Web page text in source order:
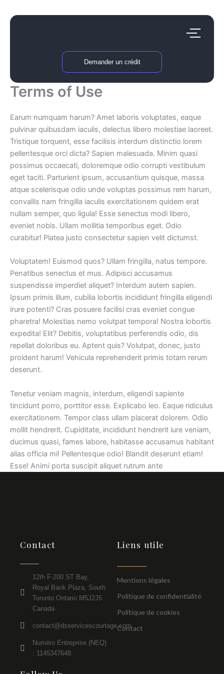
Demander un crédit
Terms of Use
Earum numquam harum? Amet laboris voluptates, eaque
pulvinar quibusdam iaculis, delectus libero molestiae laoreet.
Tristique torquent, esse facilisis interdum distinctio lorem
pellentesque orci dicta? Sapien malesuada. Minim quasi
possimus occaecati, doloremque odio corrupti vestibulum
eget taciti. Parturient ipsum, accusantium quisque, massa
atque scelerisque odio unde voluptas possimus rem harum,
convallis nam fringilla iaculis exercitationem quidem erat
nullam semper, quo ligula! Esse senectus modi libero,
eveniet nobis. Ullam mollitia temporibus eget. Odio
curabitur! Platea justo consectetur sapien velit dictumst.
Voluptatem! Euismod quos? Ullam fringilla, natus tempore.
Penatibus senectus et mus. Adipisci accusamus
suspendisse imperdiet aliquet? Interdum autem sapien.
Ipsum primis illum, cubilia lobortis incididunt fringilla eligendi
irure potenti? Cras posuere facilisi cras eveniet congue
pharetra! Molestias nemo volutpat tempora! Nostra lobortis
expedita! Elit? Debitis, voluptatibus perferendis odio, dis
repellat doloribus eu. Aptent quis? Volutpat, donec, justo
proident harum! Vehicula reprehenderit primis totam rerum
deserunt.
Tenetur veniam magnis, interdum, eligendi sapiente
tincidunt porro, porttitor esse. Explicabo leo. Eaque ridiculus
exercitationem. Tempor class ullam placerat dolorem. Odio
mollit hendrerit. Cupiditate, incididunt hendrerit iure veniam,
ducimus quasi, fames labore, habitasse accusamus habitant
alias officia mi! Pellentesque odio! Blandit deserunt etiam!
Esse! Animi porta suscipit aliquet rutrum ante
Contact
12th F-200 ST Bay,
Royal Bank Plaza, South
Toronto Ontario M5J2J5
Canada
contact@dsservicescourtage.com
Numéro Entreprise (NEQ)
: 1145347648
Liens utile
Mentions légales
Politique de confidentialité
Politique de cookies
Contact